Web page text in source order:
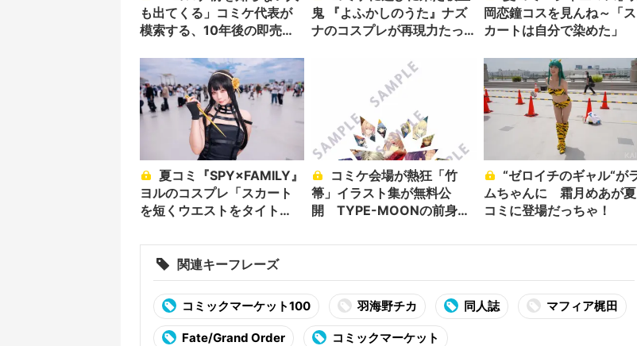
も出てくる」コミケ代表が
模索する、10年後の即売会
鬼 『よふかしのうた』ナズ
ナのコスプレが再現力たっ
岡恋鐘コスを見んね～「ス
カートは自分で染めた」
ヨルのコスプレ「スカート
を短くウエストをタイト
箒」イラスト集が無料公
開 TYPE-MOONの前身サ
ムちゃんに 霜月めあが夏
コミに登場だっちゃ！
関連キーフレーズ
コミックマーケット100 羽海野チカ 同人誌 マフィア梶田
Fate/Grand Order コミックマーケット